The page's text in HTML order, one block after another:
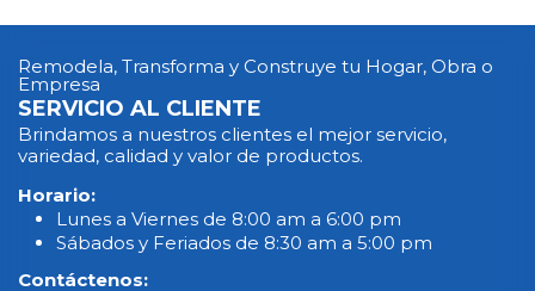
Remodela, Transforma y Construye tu Hogar, Obra o
Empresa
SERVICIO AL CLIENTE
Brindamos a nuestros clientes el mejor servicio,
variedad, calidad y valor de productos.
Horario:
Lunes a Viernes de 8:00 am a 6:00 pm
Sábados y Feriados de 8:30 am a 5:00 pm
Contáctenos: